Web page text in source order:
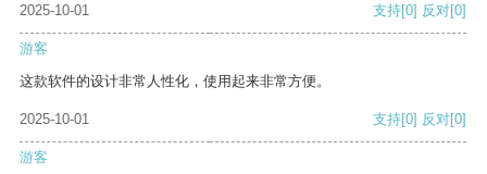
2025-10-01 支持[0] 反对[0]
游客
这款软件的设计非常人性化，使用起来非常方便。
2025-10-01 支持[0] 反对[0]
游客